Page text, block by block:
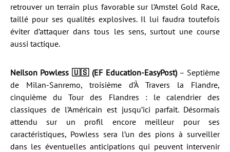
retrouver un terrain plus favorable sur l’Amstel Gold Race,
taillé pour ses qualités explosives. Il lui faudra toutefois
éviter d’attaquer dans tous les sens, surtout une course
aussi tactique.
Neilson Powless 🇺🇸 (EF Education-EasyPost)– Septième
de Milan-Sanremo, troisième d’À Travers la Flandre,
cinquième du Tour des Flandres : le calendrier des
classiques de l’Américain est jusqu’ici parfait. Désormais
attendu sur un profil encore meilleur pour ses
caractéristiques, Powless sera l’un des pions à surveiller
dans les éventuelles anticipations qui peuvent intervenir